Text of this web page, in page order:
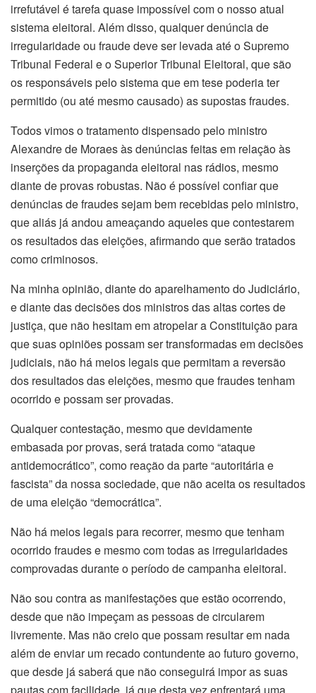
irrefutável é tarefa quase impossível com o nosso atual
sistema eleitoral. Além disso, qualquer denúncia de
irregularidade ou fraude deve ser levada até o Supremo
Tribunal Federal e o Superior Tribunal Eleitoral, que são
os responsáveis pelo sistema que em tese poderia ter
permitido (ou até mesmo causado) as supostas fraudes.
Todos vimos o tratamento dispensado pelo ministro
Alexandre de Moraes às denúncias feitas em relação às
inserções da propaganda eleitoral nas rádios, mesmo
diante de provas robustas. Não é possível confiar que
denúncias de fraudes sejam bem recebidas pelo ministro,
que aliás já andou ameaçando aqueles que contestarem
os resultados das eleições, afirmando que serão tratados
como criminosos.
Na minha opinião, diante do aparelhamento do Judiciário,
e diante das decisões dos ministros das altas cortes de
justiça, que não hesitam em atropelar a Constituição para
que suas opiniões possam ser transformadas em decisões
judiciais, não há meios legais que permitam a reversão
dos resultados das eleições, mesmo que fraudes tenham
ocorrido e possam ser provadas.
Qualquer contestação, mesmo que devidamente
embasada por provas, será tratada como “ataque
antidemocrático”, como reação da parte “autoritária e
fascista” da nossa sociedade, que não aceita os resultados
de uma eleição “democrática”.
Não há meios legais para recorrer, mesmo que tenham
ocorrido fraudes e mesmo com todas as irregularidades
comprovadas durante o período de campanha eleitoral.
Não sou contra as manifestações que estão ocorrendo,
desde que não impeçam as pessoas de circularem
livremente. Mas não creio que possam resultar em nada
além de enviar um recado contundente ao futuro governo,
que desde já saberá que não conseguirá impor as suas